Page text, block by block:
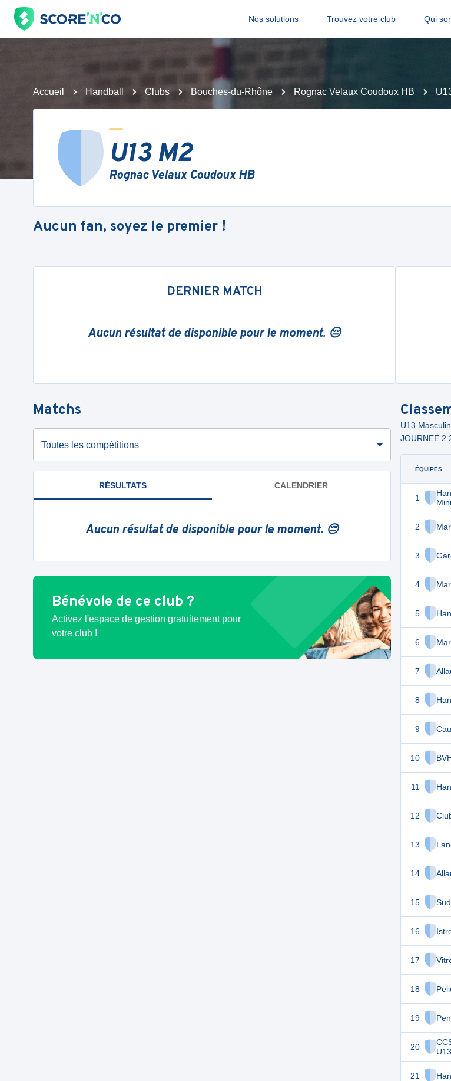
Nos solutions Trouvez votre club Qui
Accueil Handball Clubs Bouches-du-Rhône Rognac Velaux Coudoux HB
U13 M2
Rognac Velaux Coudoux HB
Aucun fan, soyez le premier !
DERNIER MATCH
Aucun résultat de disponible pour le moment. 😔
Matchs
Toutes les compétitions
RÉSULTATS CALENDRIER
Aucun résultat de disponible pour le moment. 😔
Bénévole de ce club ?
Activez l'espace de gestion gratuitement pour
votre club !
U13
JOURNEE 2
ÉQUIPES
1
2
3
4
5
6
7
8
9
10
11
12
13
14
15
16
17
18
19
20
U13
21